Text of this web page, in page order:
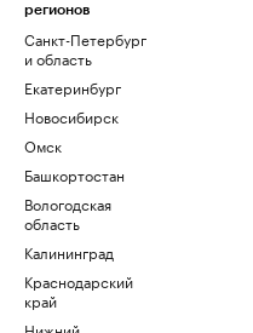
регионов
Санкт-Петербург
и область
Екатеринбург
Новосибирск
Омск
Башкортостан
Вологодская
область
Калининград
Краснодарский
край